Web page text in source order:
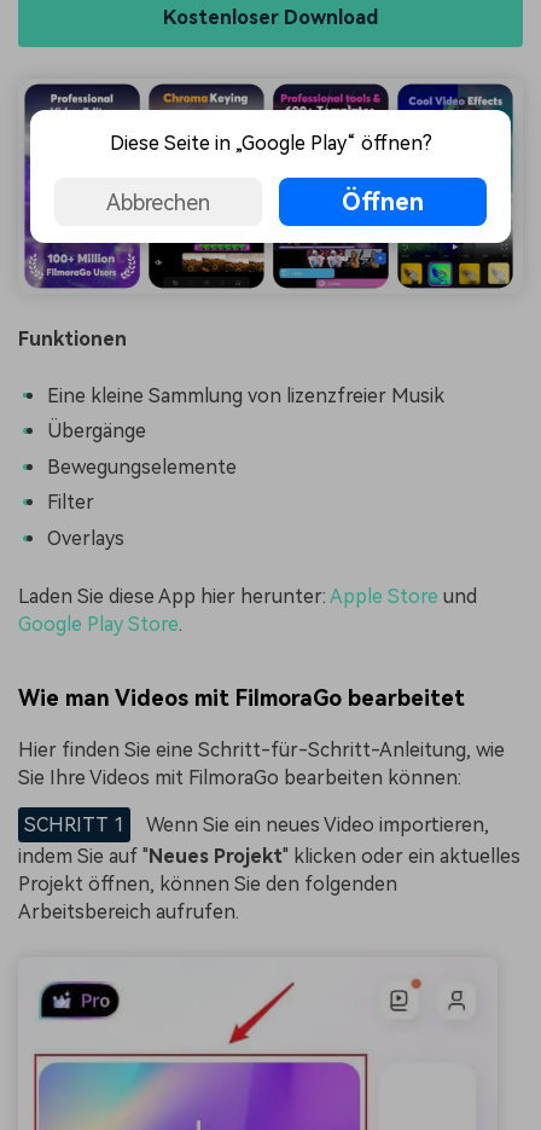
Kostenloser Download
Funktionen
Eine kleine Sammlung von lizenzfreier Musik
Übergänge
Bewegungselemente
Filter
Overlays
Laden Sie diese App hier herunter: Apple Store und
Google Play Store.
Wie man Videos mit FilmoraGo bearbeitet
Hier finden Sie eine Schritt-für-Schritt-Anleitung, wie
Sie Ihre Videos mit FilmoraGo bearbeiten können:
SCHRITT 1
Wenn Sie ein neues Video importieren,
indem Sie auf " Neues Projekt" klicken oder ein aktuelles
Projekt öffnen, können Sie den folgenden
Arbeitsbereich aufrufen.
Diese Seite in „Google Play“ öffnen?
Abbrechen Öffnen